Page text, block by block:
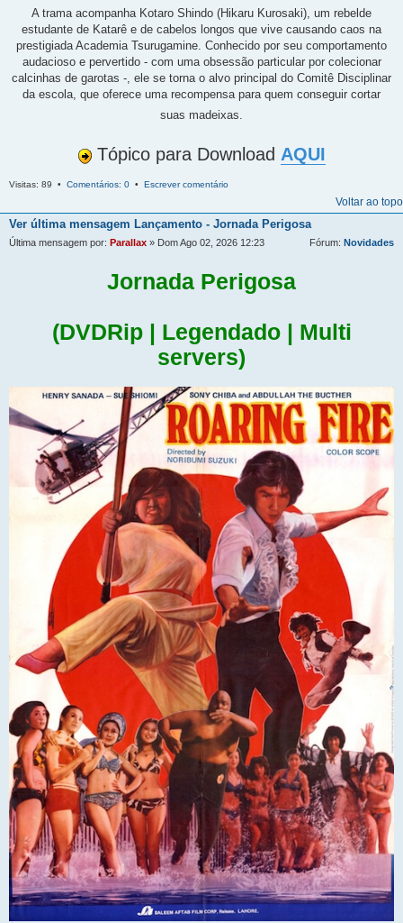
A trama acompanha Kotaro Shindo (Hikaru Kurosaki), um rebelde
estudante de Katarê e de cabelos longos que vive causando caos na
prestigiada Academia Tsurugamine. Conhecido por seu comportamento
audacioso e pervertido - com uma obsessão particular por colecionar
calcinhas de garotas -, ele se torna o alvo principal do Comitê Disciplinar
da escola, que oferece uma recompensa para quem conseguir cortar
suas madeixas.
Tópico para Download AQUI
Visitas: 89 • Comentários: 0 • Escrever comentário
Voltar ao topo
Ver última mensagem Lançamento - Jornada Perigosa
Última mensagem por: Parallax » Dom Ago 02, 2026 12:23 Fórum: Novidades
Jornada Perigosa
(DVDRip | Legendado | Multi
servers)